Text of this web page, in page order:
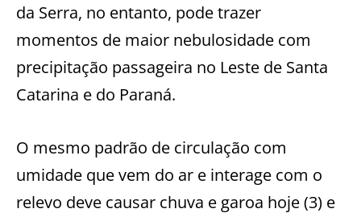
da Serra, no entanto, pode trazer
momentos de maior nebulosidade com
precipitação passageira no Leste de Santa
Catarina e do Paraná.
O mesmo padrão de circulação com
umidade que vem do ar e interage com o
relevo deve causar chuva e garoa hoje (3) e